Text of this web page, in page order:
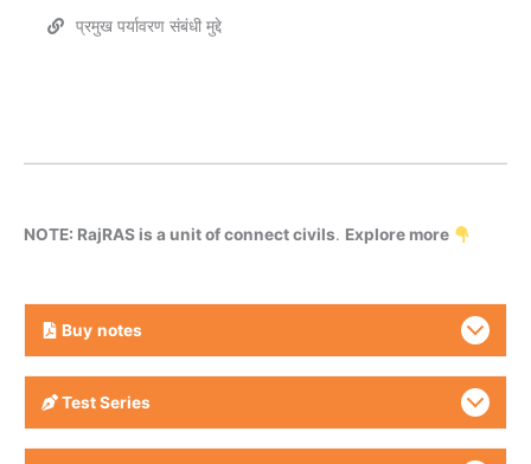
प्रमुख पर्यावरण संबंधी मुद्दे
NOTE: RajRAS is a unit of connect civils. Explore more
Buy notes
Test Series